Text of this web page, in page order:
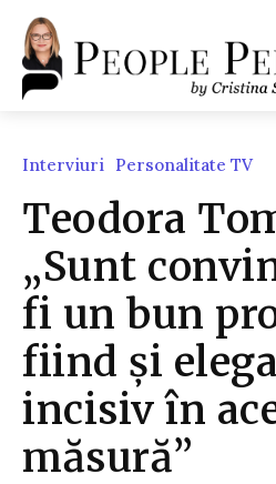
Interviuri Personalitate TV
Teodora
„Sunt
fi un bun
fiind și
incisiv în
măsură”